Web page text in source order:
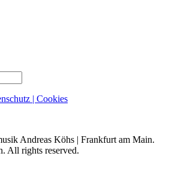
| Cookies
Andreas Köhs | Frankfurt am Main.
All rights reserved.